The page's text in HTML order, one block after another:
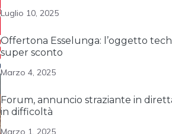
Luglio 10, 2025
Offertona Esselunga: l’oggetto
super sconto
Marzo 4, 2025
Forum, annuncio straziante in
in difficoltà
Marzo 1, 2025